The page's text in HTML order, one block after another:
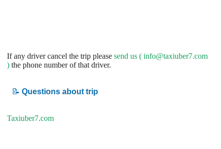
If any driver cancel the trip please send us ( info@taxiuber7.com
) the phone number of that driver.
📝 Questions about trip
Taxiuber7.com